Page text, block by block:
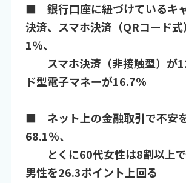
■ 銀行口座に紐づけているキ
決済、スマホ決済（QRコード
1％、
スマホ決済（非接触型）が
ド型電子マネーが16.7％
■ ネット上の金融取引で不安
68.1％、
とくに60代女性は8割以上
男性を26.3ポイント上回る